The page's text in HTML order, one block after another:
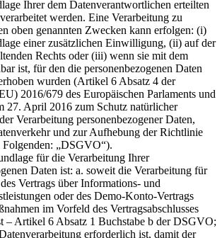
Ihrer dem Datenverantwortlichen erteilten
werden. Eine Verarbeitung zu
oben genannten Zwecken kann erfolgen: (i)
einer zusätzlichen Einwilligung, (ii) auf der
Rechts oder (iii) wenn sie mit dem
ist, für den die personenbezogenen Daten
wurden (Artikel 6 Absatz 4 der
2016/679 des Europäischen Parlaments und
27. April 2016 zum Schutz natürlicher
Verarbeitung personenbezogener Daten,
und zur Aufhebung der Richtlinie
„DSGVO“).
für die Verarbeitung Ihrer
Daten ist: a. soweit die Verarbeitung für
Vertrags über Informations- und
oder des Demo-Konto-Vertrags
im Vorfeld des Vertragsabschlusses
– Artikel 6 Absatz 1 Buchstabe b der DSGVO;
erforderlich ist, damit der